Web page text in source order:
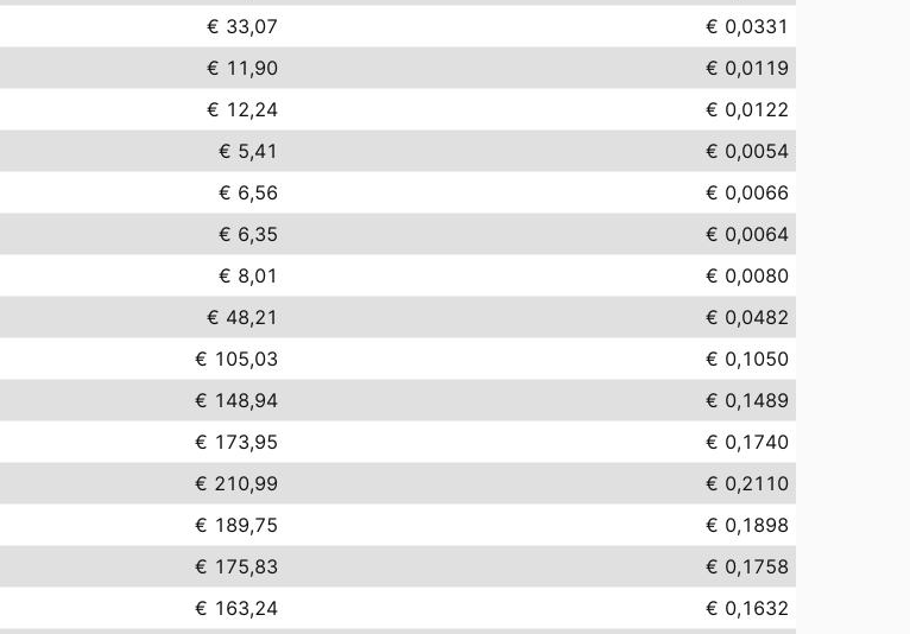
€ 33,07
€ 0,0331
€ 11,90
€ 0,0119
€ 12,24
€ 0,0122
€ 5,41
€ 0,0054
€ 6,56
€ 0,0066
€ 6,35
€ 0,0064
€ 8,01
€ 0,0080
€ 48,21
€ 0,0482
€ 105,03
€ 0,1050
€ 148,94
€ 0,1489
€ 173,95
€ 0,1740
€ 210,99
€ 0,2110
€ 189,75
€ 0,1898
€ 175,83
€ 0,1758
€ 163,24
€ 0,1632